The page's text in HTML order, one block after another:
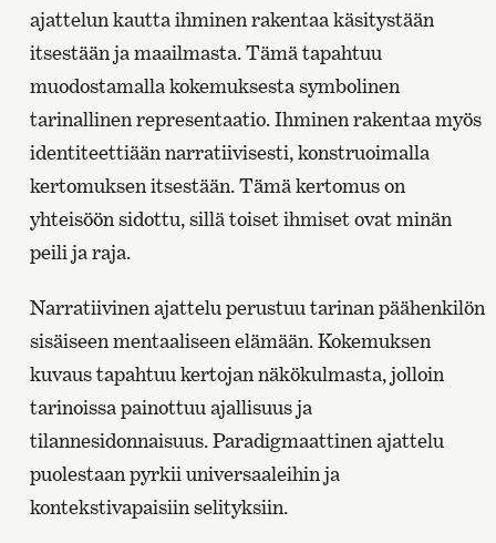
ajattelun kautta ihminen rakentaa käsitystään
itsestään ja maailmasta. Tämä tapahtuu
muodostamalla kokemuksesta symbolinen
tarinallinen representaatio. Ihminen rakentaa myös
identiteettiään narratiivisesti, konstruoimalla
kertomuksen itsestään. Tämä kertomus on
yhteisöön sidottu, sillä toiset ihmiset ovat minän
peili ja raja.
Narratiivinen ajattelu perustuu tarinan päähenkilön
sisäiseen mentaaliseen elämään. Kokemuksen
kuvaus tapahtuu kertojan näkökulmasta, jolloin
tarinoissa painottuu ajallisuus ja
tilannesidonnaisuus. Paradigmaattinen ajattelu
puolestaan pyrkii universaaleihin ja
kontekstivapaisiin selityksiin.